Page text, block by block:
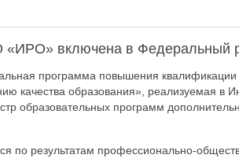
включена в Федеральный
программа повышения квалификации
качества образования», реализуемая в
образовательных программ
по результатам профессионально-